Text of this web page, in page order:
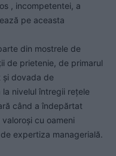
, incompetentei, a
pe aceasta
din mostrele de
de prietenie, de primarul
și dovada de
nivelul întregii rețele
când a îndepărtat
cu oameni
expertiza managerială.